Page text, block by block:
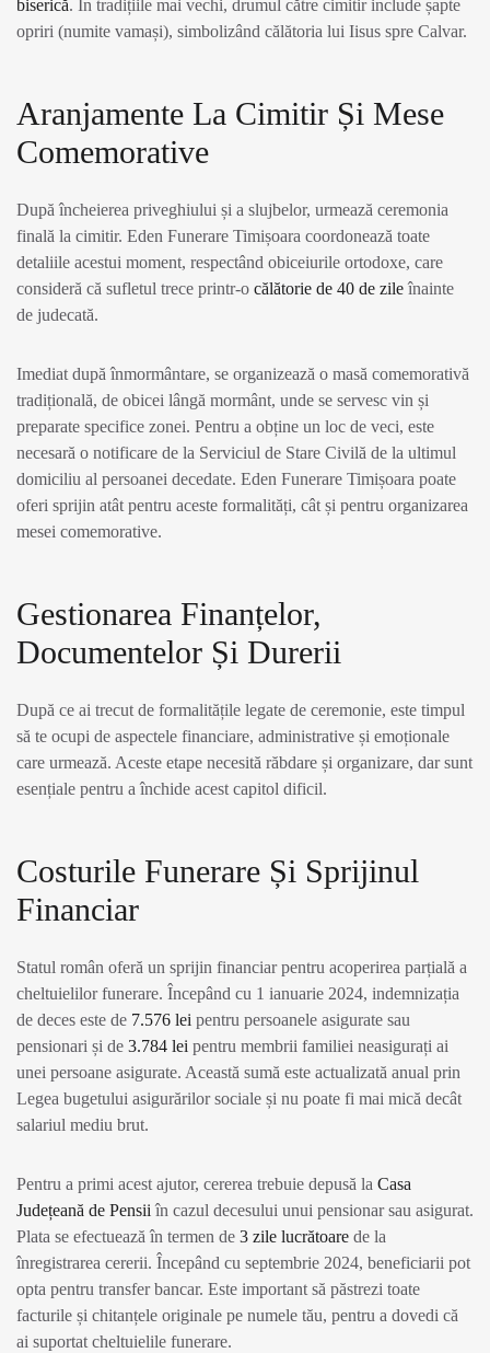
biserică. În tradițiile mai vechi, drumul către cimitir include șapte
opriri (numite vamași), simbolizând călătoria lui Iisus spre Calvar.
Aranjamente La Cimitir Și Mese
Comemorative
După încheierea priveghiului și a slujbelor, urmează ceremonia
finală la cimitir. Eden Funerare Timișoara coordonează toate
detaliile acestui moment, respectând obiceiurile ortodoxe, care
consideră că sufletul trece printr-o călătorie de 40 de zileînainte
de judecată.
Imediat după înmormântare, se organizează o masă comemorativă
tradițională, de obicei lângă mormânt, unde se servesc vin și
preparate specifice zonei. Pentru a obține un loc de veci, este
necesară o notificare de la Serviciul de Stare Civilă de la ultimul
domiciliu al persoanei decedate. Eden Funerare Timișoara poate
oferi sprijin atât pentru aceste formalități, cât și pentru organizarea
mesei comemorative.
Gestionarea Finanțelor,
Documentelor Și Durerii
După ce ai trecut de formalitățile legate de ceremonie, este timpul
să te ocupi de aspectele financiare, administrative și emoționale
care urmează. Aceste etape necesită răbdare și organizare, dar sunt
esențiale pentru a închide acest capitol dificil.
Costurile Funerare Și Sprijinul
Financiar
Statul român oferă un sprijin financiar pentru acoperirea parțială a
cheltuielilor funerare. Începând cu 1 ianuarie 2024, indemnizația
de deces este de 7.576 lei pentru persoanele asigurate sau
pensionari și de 3.784 lei pentru membrii familiei neasigurați ai
unei persoane asigurate. Această sumă este actualizată anual prin
Legea bugetului asigurărilor sociale și nu poate fi mai mică decât
salariul mediu brut.
Pentru a primi acest ajutor, cererea trebuie depusă la Casa
Județeană de Pensii în cazul decesului unui pensionar sau asigurat.
Plata se efectuează în termen de 3 zile lucrătoare de la
înregistrarea cererii. Începând cu septembrie 2024, beneficiarii pot
opta pentru transfer bancar. Este important să păstrezi toate
facturile și chitanțele originale pe numele tău, pentru a dovedi că
ai suportat cheltuielile funerare.